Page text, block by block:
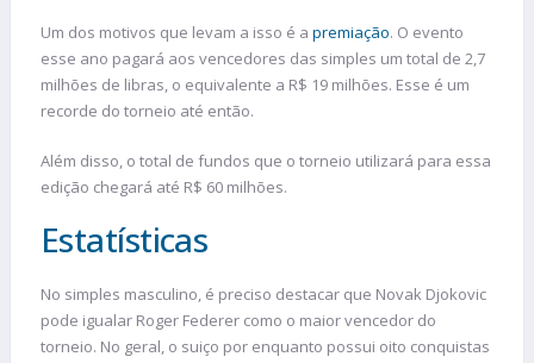
Um dos motivos que levam a isso é a premiação. O evento
esse ano pagará aos vencedores das simples um total de 2,7
milhões de libras, o equivalente a R$ 19 milhões. Esse é um
recorde do torneio até então.
Além disso, o total de fundos que o torneio utilizará para essa
edição chegará até R$ 60 milhões.
Estatísticas
No simples masculino, é preciso destacar que Novak Djokovic
pode igualar Roger Federer como o maior vencedor do
torneio. No geral, o suiço por enquanto possui oito conquistas